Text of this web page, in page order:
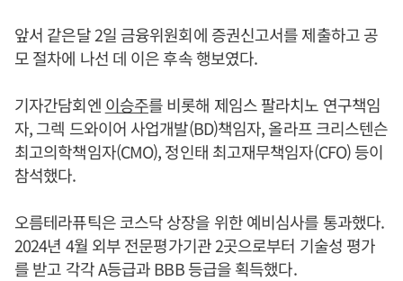
앞서 같은달 2일 금융위원회에 증권신고서를 제출하고 공
모 절차에 나선 데 이은 후속 행보였다.
기자간담회엔 이승주를 비롯해 제임스 팔라치노 연구책임
자, 그렉 드와이어 사업개발(BD)책임자, 올라프 크리스텐슨
최고의학책임자(CMO), 정인태 최고재무책임자(CFO) 등이
참석했다.
오름테라퓨틱은 코스닥 상장을 위한 예비심사를 통과했다.
2024년 4월 외부 전문평가기관 2곳으로부터 기술성 평가
를 받고 각각 A등급과 BBB 등급을 획득했다.